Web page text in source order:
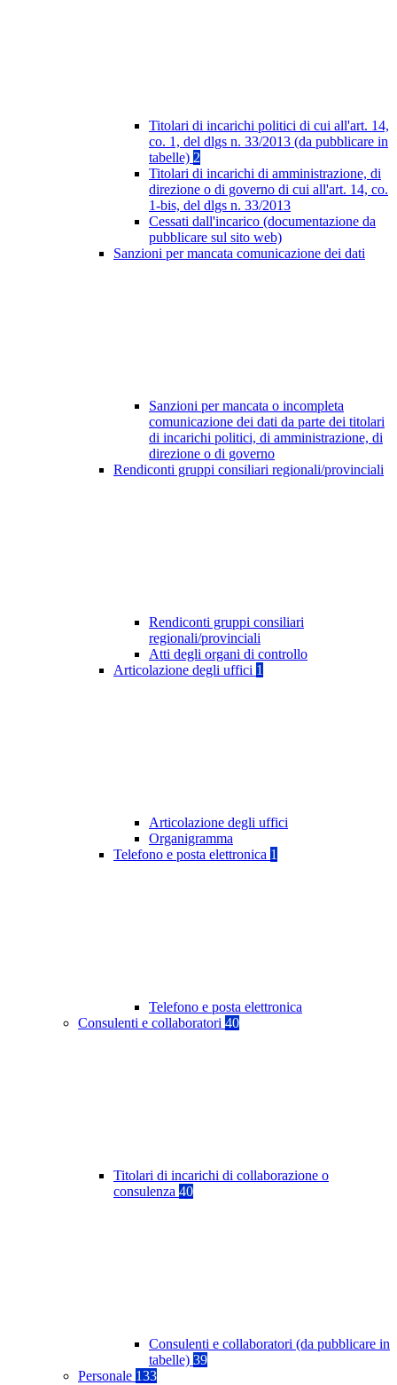
Titolari di incarichi politici di cui all'art. 14,
co. 1, del dlgs n. 33/2013 (da pubblicare in
tabelle) 2
Titolari di incarichi di amministrazione, di
direzione o di governo di cui all'art. 14, co.
1-bis, del dlgs n. 33/2013
Cessati dall'incarico (documentazione da
pubblicare sul sito web)
Sanzioni per mancata comunicazione dei dati
Sanzioni per mancata o incompleta
comunicazione dei dati da parte dei titolari
di incarichi politici, di amministrazione, di
direzione o di governo
Rendiconti gruppi consiliari regionali/provinciali
Rendiconti gruppi consiliari
regionali/provinciali
Atti degli organi di controllo
Articolazione degli uffici 1
Articolazione degli uffici
Organigramma
Telefono e posta elettronica 1
Telefono e posta elettronica
Consulenti e collaboratori 40
Titolari di incarichi di collaborazione o
consulenza 40
Consulenti e collaboratori (da pubblicare in
tabelle) 39
Personale 133